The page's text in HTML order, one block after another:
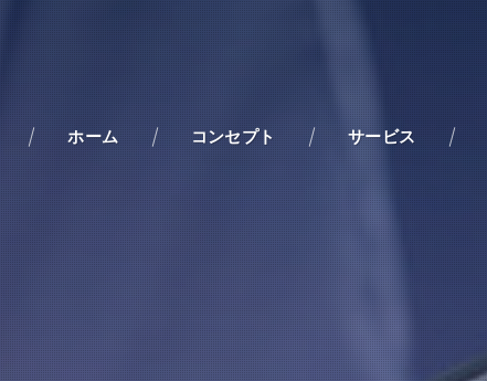
ホーム コンセプト サービス